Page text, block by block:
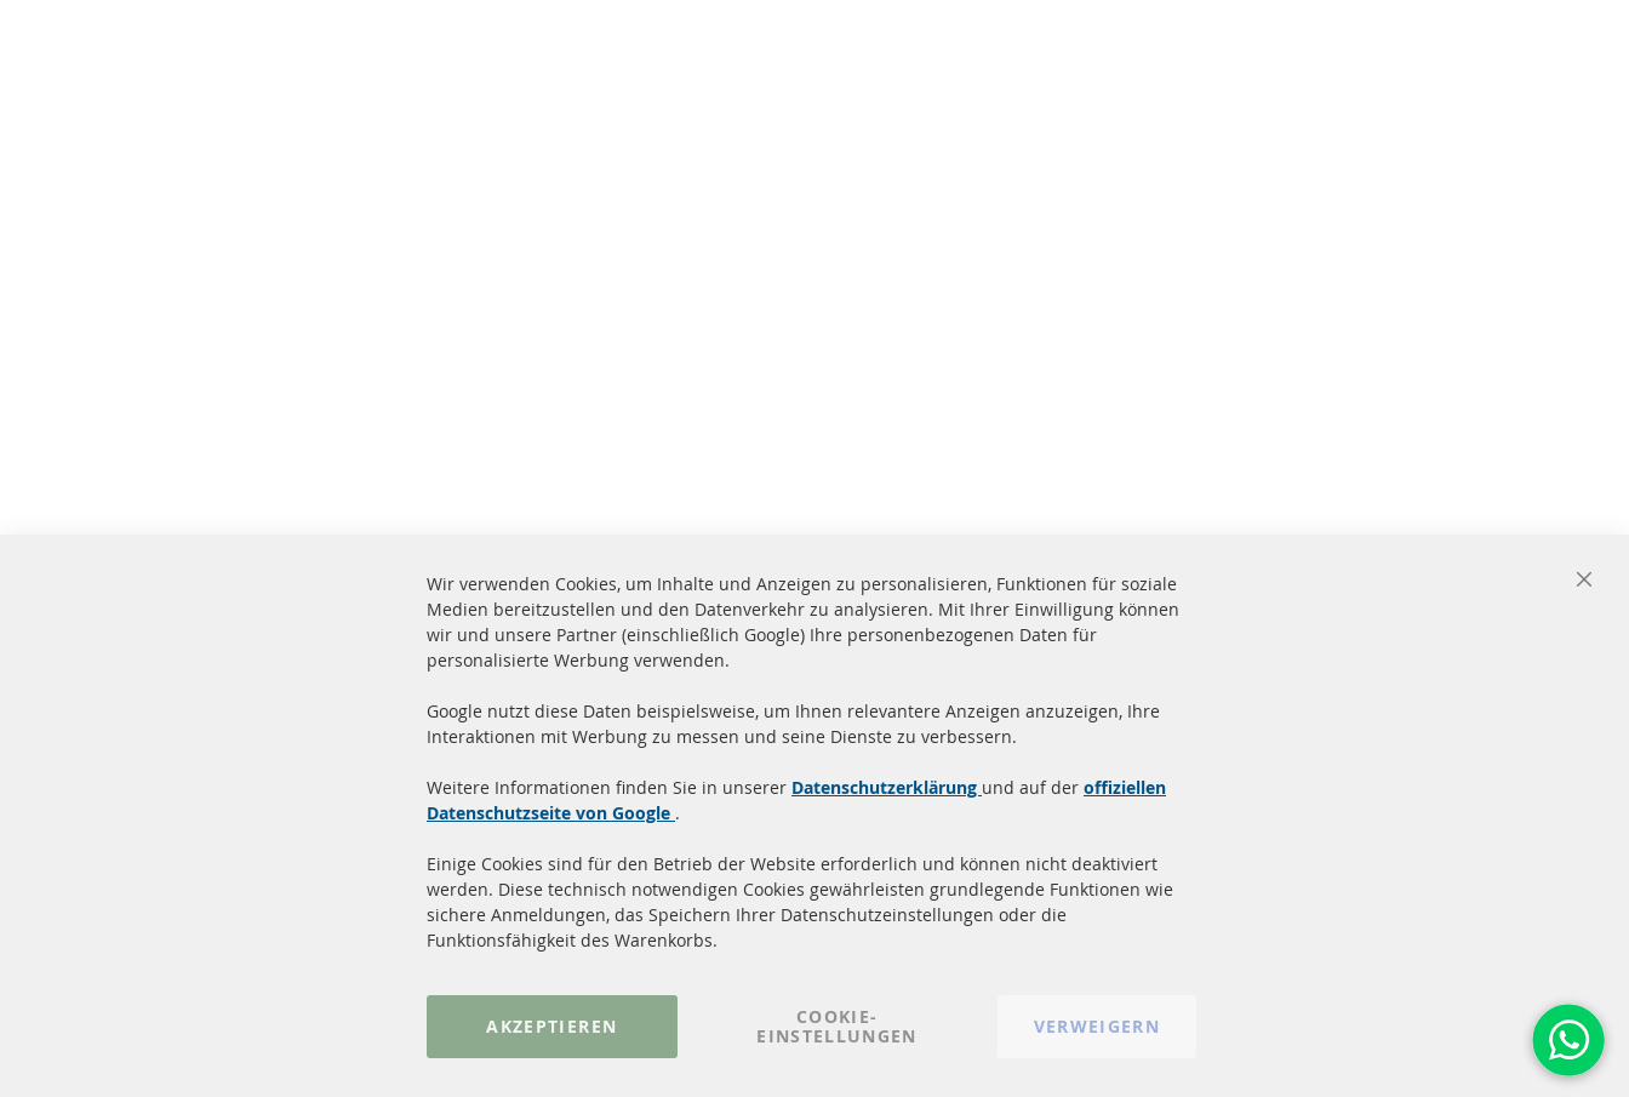
Versand innerhalb 24 Stunden
Produkte auf Lager
Alle Teile zertifiziert und
homologiert mit e-Prüfzeichen
Quick Links
Dieselpartikelfilter (DPF)
Dieselpartikelfilter Reinigung
Katalysator (KAT)
Über uns
Zahlungsarten
Versandkosten
Close
Wir verwenden Cookies, um Inhalte und Anzeigen zu personalisieren, Funktionen für soziale
Medien bereitzustellen und den Datenverkehr zu analysieren. Mit Ihrer Einwilligung können
wir und unsere Partner (einschließlich Google) Ihre personenbezogenen Daten für
personalisierte Werbung verwenden.
Google nutzt diese Daten beispielsweise, um Ihnen relevantere Anzeigen anzuzeigen, Ihre
Interaktionen mit Werbung zu messen und seine Dienste zu verbessern.
Weitere Informationen finden Sie in unserer Datenschutzerklärung und auf der offiziellen
Datenschutzseite von Google .
Einige Cookies sind für den Betrieb der Website erforderlich und können nicht deaktiviert
werden. Diese technisch notwendigen Cookies gewährleisten grundlegende Funktionen wie
sichere Anmeldungen, das Speichern Ihrer Datenschutzeinstellungen oder die
Funktionsfähigkeit des Warenkorbs.
AKZEPTIEREN
COOKIE-
EINSTELLUNGEN
VERWEIGERN